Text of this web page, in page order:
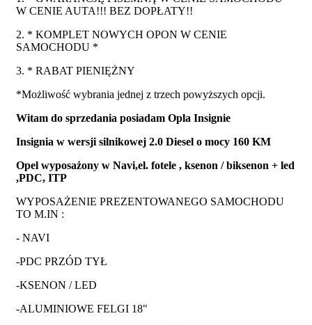
W CENIE AUTA!!! BEZ DOPŁATY!!
2. * KOMPLET NOWYCH OPON W CENIE
SAMOCHODU *
3. * RABAT PIENIĘŻNY
*Możliwość wybrania jednej z trzech powyższych opcji.
Witam do sprzedania posiadam Opla Insignie
Insignia w wersji silnikowej 2.0 Diesel o mocy 160 KM
Opel wyposażony w Navi,el. fotele , ksenon / biksenon + led
,PDC, ITP
WYPOSAŻENIE PREZENTOWANEGO SAMOCHODU
TO M.IN :
- NAVI
-PDC PRZÓD TYŁ
-KSENON / LED
-ALUMINIOWE FELGI 18"